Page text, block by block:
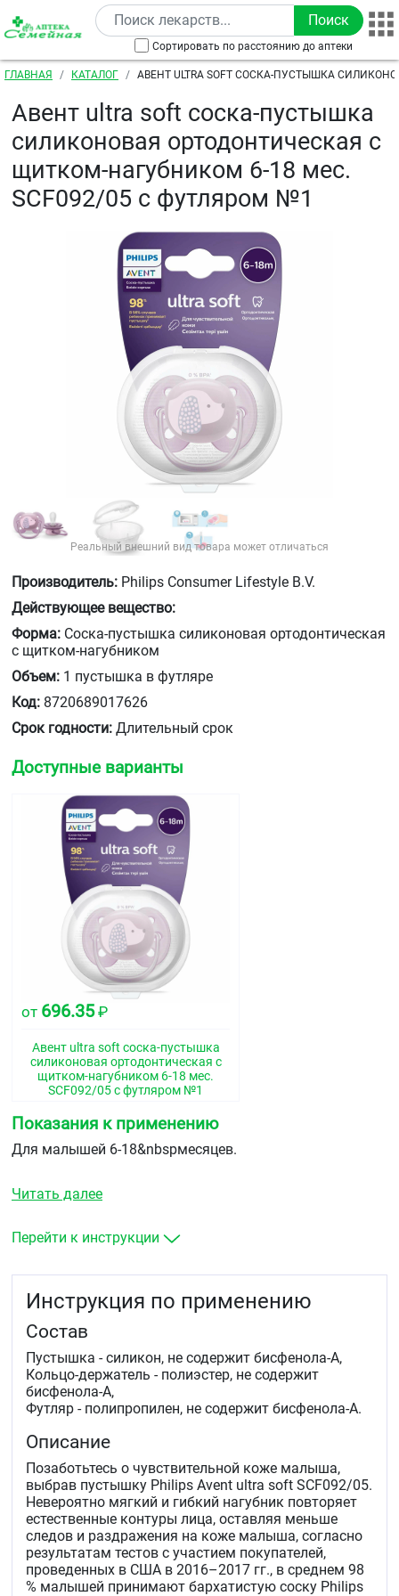
Перейти к основному содержанию
Сортировать по расстоянию до аптеки
Строка навигации
ГЛАВНАЯ КАТАЛОГ
АВЕНТ ULTRA SOFT СОСКА-ПУСТЫШКА
ФУТЛЯРОМ №1
Авент ultra soft соска-пустышка
силиконовая ортодонтическая с
щитком-нагубником 6-18 мес.
SCF092/05 с футляром №1
Реальный внешний вид товара может отличаться
Производитель: Philips Consumer Lifestyle B.V.
Действующее вещество:
Форма: Соска-пустышка силиконовая ортодонтическая
с щитком-нагубником
Объем: 1 пустышка в футляре
Код: 8720689017626
Срок годности: Длительный срок
Доступные варианты
от 696.35₽
Авент ultra soft соска-пустышка
силиконовая ортодонтическая с
щитком-нагубником 6-18 мес.
SCF092/05 с футляром №1
Показания к применению
Для малышей 6-18&nbspмесяцев.
Читать далее
Перейти к инструкции
Инструкция по применению
Состав
Пустышка - силикон, не содержит бисфенола-А,
Кольцо-держатель - полиэстер, не содержит
бисфенола-А,
Футляр - полипропилен, не содержит бисфенола-А.
Описание
Позаботьтесь о чувствительной коже малыша,
выбрав пустышку Philips Avent ultra soft SCF092/05.
Невероятно мягкий и гибкий нагубник повторяет
естественные контуры лица, оставляя меньше
следов и раздражения на коже малыша, согласно
результатам тестов с участием покупателей,
проведенных в США в 2016–2017 гг., в среднем 98
% малышей принимают бархатистую соску Philips